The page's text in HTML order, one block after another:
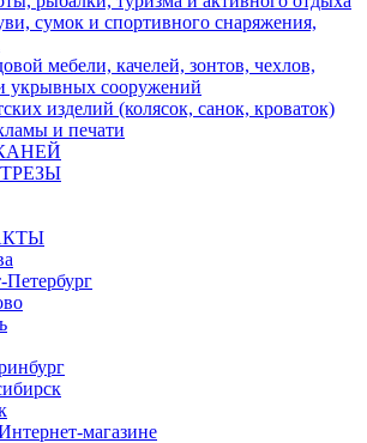
сумок и спортивного снаряжения,
мебели, качелей, зонтов, чехлов,
укрывных сооружений
изделий (колясок, санок, кроваток)
и печати
Петербург
магазине